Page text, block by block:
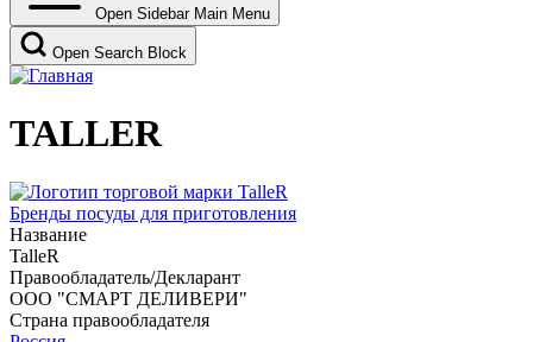
Open Sidebar Main Menu
Open Search Block
TALLER
Бренды посуды для приготовления
Название
TalleR
Правообладатель/Декларант
ООО "СМАРТ ДЕЛИВЕРИ"
Страна правообладателя